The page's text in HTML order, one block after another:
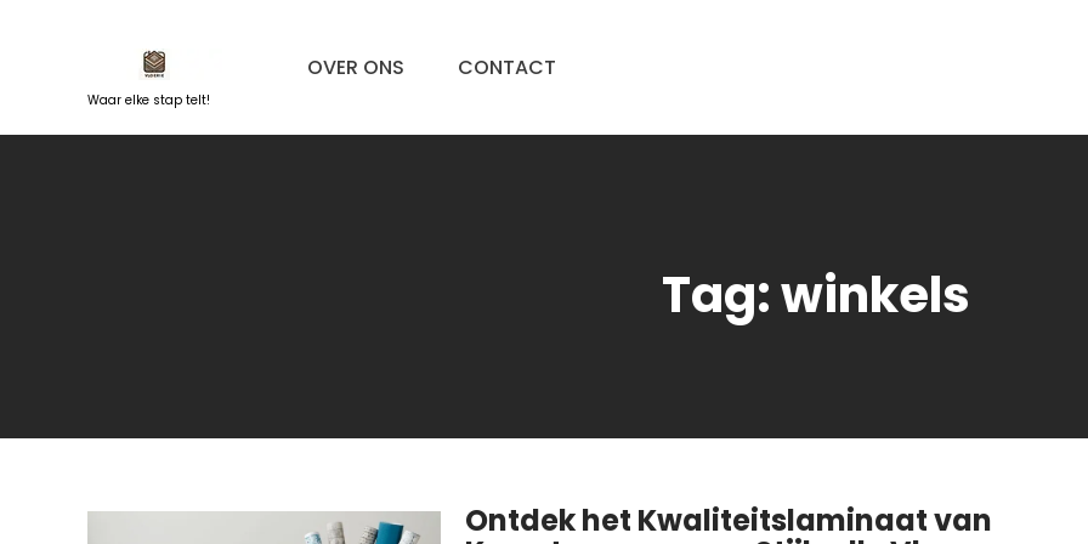
Waar elke stap telt!
OVER ONS CONTACT
Tag:winkels
Ontdek het Kwaliteitslaminaat van